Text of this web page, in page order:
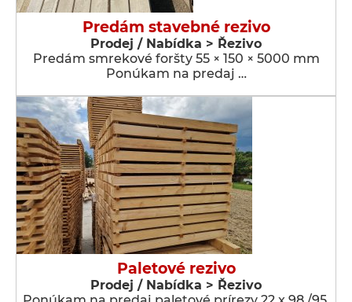
Predám stavebné rezivo
Prodej / Nabídka > Řezivo
Predám smrekové foršty 55 × 150 × 5000 mm
Ponúkam na predaj …
Paletové rezivo
Prodej / Nabídka > Řezivo